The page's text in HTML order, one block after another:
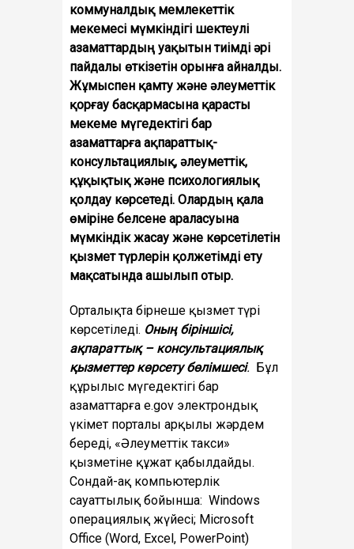
коммуналдық мемлекеттік
мекемесі мүмкіндігі шектеулі
азаматтардың уақытын тиімді әрі
пайдалы өткізетін орынға айналды.
Жұмыспен қамту және әлеуметтік
қорғау басқармасына қарасты
мекеме мүгедектігі бар
азаматтарға ақпараттық-
консультациялық, әлеуметтік,
құқықтық және психологиялық
қолдау көрсетеді. Олардың қала
өміріне белсене араласуына
мүмкіндік жасау және көрсетілетін
қызмет түрлерін қолжетімді ету
мақсатында ашылып отыр.
Орталықта бірнеше қызмет түрі
көрсетіледі. Оның біріншісі,
ақпараттық – консультациялық
қызметтер көрсетубөлімшесі. Бұл
құрылыс мүгедектігі бар
азаматтарға e.gov электрондық
үкімет порталы арқылы жәрдем
береді, «Әлеуметтік такси»
қызметіне құжат қабылдайды.
Сондай-ақ компьютерлік
сауаттылық бойынша: Windows
операциялық жүйесі; Microsoft
Office (Word, Excel, PowerPoint)